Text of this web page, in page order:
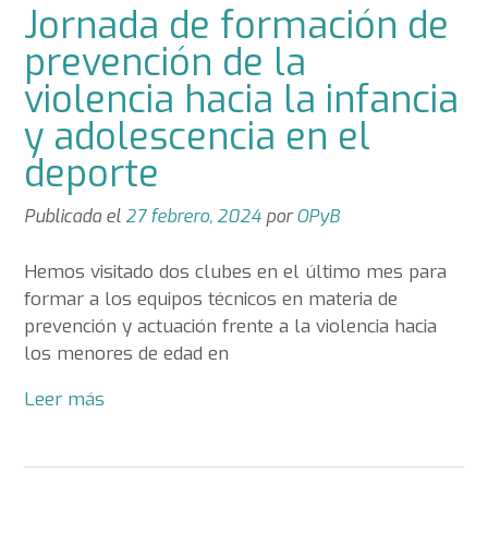
Jornada de formación de
prevención de la
violencia hacia la infancia
y adolescencia en el
deporte
Publicada el 27 febrero, 2024 porOPyB
Hemos visitado dos clubes en el último mes para
formar a los equipos técnicos en materia de
prevención y actuación frente a la violencia hacia
los menores de edad en
Leer más